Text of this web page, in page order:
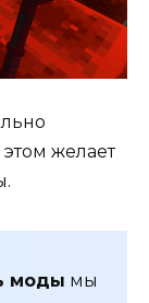
желает
моды мы